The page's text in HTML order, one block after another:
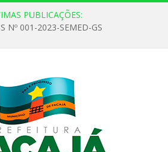
PUBLICAÇÕES:
Nº 001-2023-SEMED-GS